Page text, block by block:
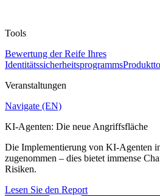
Tools
Bewertung der Reife Ihres
Identitätssicherheitsprogramms
Veranstaltungen
Navigate (EN)
KI-Agenten: Die neue Angriffsfläche
Die Implementierung von KI-Agenten
zugenommen – dies bietet immense
Risiken.
Lesen Sie den Report